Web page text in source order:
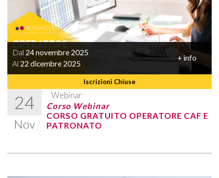
Iscrizioni Chiuse
Dal 24 novembre 2025
Al 22 dicembre 2025
+ info
24
Nov
Webinar
Corso Webinar
CORSO GRATUITO OPERATORE CAF E
PATRONATO